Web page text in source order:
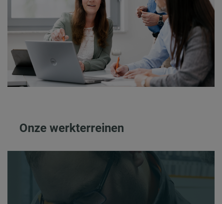
Onze werkterreinen